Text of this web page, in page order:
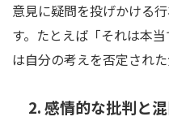
意見に疑問を投げかける
す。たとえば「それは本
は自分の考えを否定された
2. 感情的な批判と